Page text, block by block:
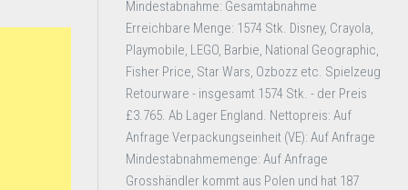
Mindestabnahme: Gesamtabnahme
Erreichbare Menge: 1574 Stk. Disney, Crayola,
Playmobile, LEGO, Barbie, National Geographic,
Fisher Price, Star Wars, Ozbozz etc. Spielzeug
Retourware - insgesamt 1574 Stk. - der Preis
£3.765. Ab Lager England. Nettopreis: Auf
Anfrage Verpackungseinheit (VE): Auf Anfrage
Mindestabnahmemenge: Auf Anfrage
Grosshändler kommt aus Polen und hat 187